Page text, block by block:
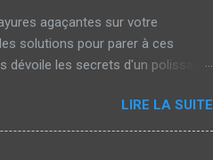
agaçantes sur votre
solutions pour parer à ces
dévoile les secrets d'un polissage
que le lavage manuel avec un
elles ternissent l'éclat de
un défaut esthétique
LIRE LA SUITE